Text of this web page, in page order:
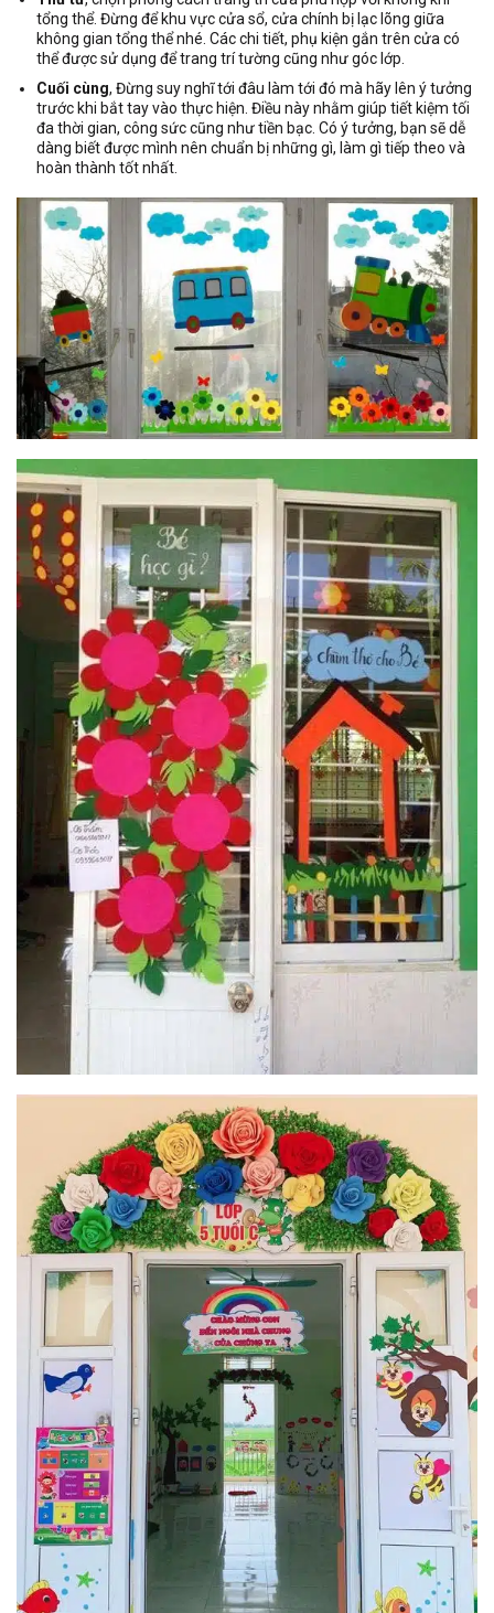
tổng thể. Đừng để khu vực cửa sổ, cửa chính bị lạc lõng giữa
không gian tổng thể nhé. Các chi tiết, phụ kiện gắn trên cửa có
thể được sử dụng để trang trí tường cũng như góc lớp.
Cuối cùng, Đừng suy nghĩ tới đâu làm tới đó mà hãy lên ý tưởng
trước khi bắt tay vào thực hiện. Điều này nhằm giúp tiết kiệm tối
đa thời gian, công sức cũng như tiền bạc. Có ý tưởng, bạn sẽ dễ
dàng biết được mình nên chuẩn bị những gì, làm gì tiếp theo và
hoàn thành tốt nhất.